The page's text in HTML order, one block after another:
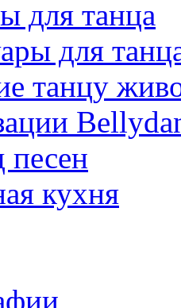
для танца
для
танцу
песен
кухня